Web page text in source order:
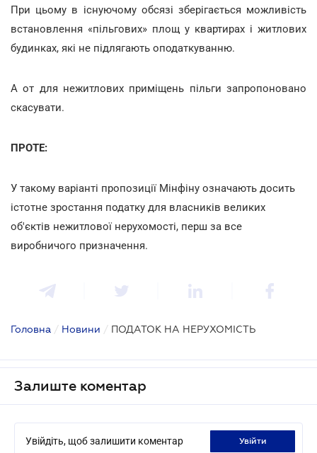
При цьому в існуючому обсязі зберігається можливість
встановлення «пільгових» площ у квартирах і житлових
будинках, які не підлягають оподаткуванню.
А от для нежитлових приміщень пільги запропоновано
скасувати.
ПРОТЕ:
У такому варіанті пропозиції Мінфіну означають досить
істотне зростання податку для власників великих
об'єктів нежитлової нерухомості, перш за все
виробничого призначення.
Головна / Новини / ПОДАТОК НА НЕРУХОМІСТЬ
Залиште коментар
Увійдіть, щоб залишити коментар увійти